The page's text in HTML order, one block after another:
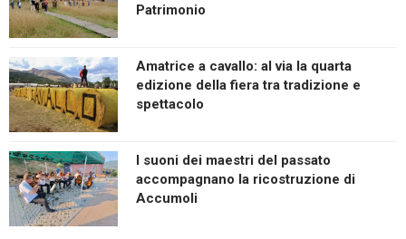
Patrimonio
Amatrice a cavallo: al via la quarta
edizione della fiera tra tradizione e
spettacolo
I suoni dei maestri del passato
accompagnano la ricostruzione di
Accumoli